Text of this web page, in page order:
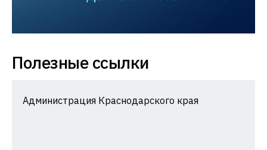
Полезные ссылки
Администрация Краснодарского края